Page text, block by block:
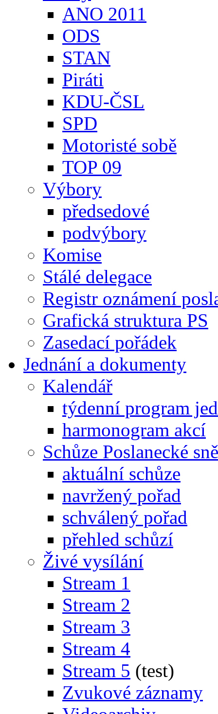
ANO 2011
ODS
STAN
Piráti
KDU-ČSL
SPD
Motoristé sobě
TOP 09
Výbory
předsedové
podvýbory
Komise
Stálé delegace
Registr oznámení
Grafická struktura PS
Zasedací pořádek
Jednání a dokumenty
Kalendář
týdenní program
harmonogram akcí
Schůze Poslanecké
aktuální schůze
navržený pořad
schválený pořad
přehled schůzí
Živé vysílání
Stream 1
Stream 2
Stream 3
Stream 4
Stream 5 (test)
Zvukové záznamy